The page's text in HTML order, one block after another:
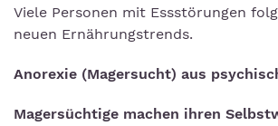
Viele Personen mit Essstörungen
neuen Ernährungstrends.
Anorexie (Magersucht) aus
Magersüchtige machen ihren